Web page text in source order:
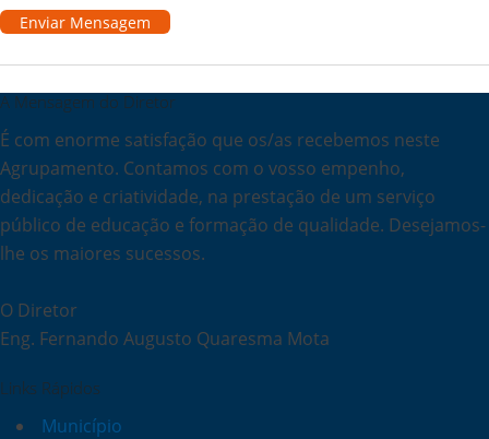
Enviar Mensagem
A Mensagem do Diretor
É com enorme satisfação que os/as recebemos neste
Agrupamento. Contamos com o vosso empenho,
dedicação e criatividade, na prestação de um serviço
público de educação e formação de qualidade. Desejamos-
lhe os maiores sucessos.
O Diretor
Eng. Fernando Augusto Quaresma Mota
Links Rápidos
Município